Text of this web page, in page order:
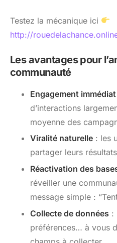
Testez la mécanique ici
http://
Les avantages pour
communauté
Engagement immédiat
d’interactions
moyenne des
Viralité naturelle : les
partager leurs
Réactivation des
réveiller une
message simple :
Collecte de données :
préférences… à vous